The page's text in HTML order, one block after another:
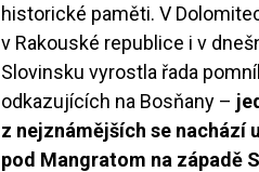
historické paměti. V
v Rakouské republice i v
Slovinsku vyrostla řada
odkazujících na Bosňany –
z nejznámějších se nachází
pod Mangratom na západě